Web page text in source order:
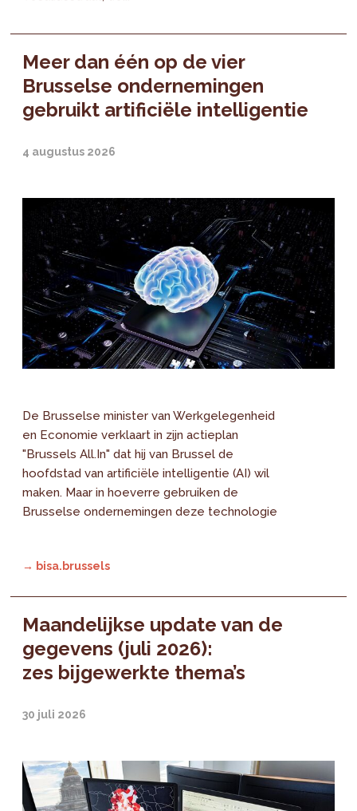
Meer dan één op de vier
Brusselse ondernemingen
gebruikt artificiële intelligentie
4 augustus 2026
De Brusselse minister van Werkgelegenheid
en Economie verklaart in zijn actieplan
"Brussels All.In" dat hij van Brussel de
hoofdstad van artificiële intelligentie (AI) wil
maken. Maar in hoeverre gebruiken de
Brusselse ondernemingen deze technologie
→ bisa.brussels
Maandelijkse update van de
gegevens (juli 2026):
zes bijgewerkte thema’s
30 juli 2026